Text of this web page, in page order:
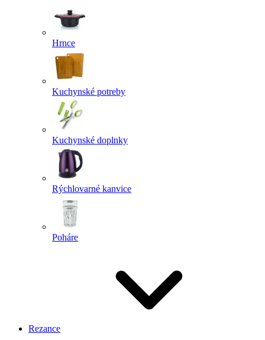
Hrnce
Kuchynské potreby
Kuchynské doplnky
Rýchlovarné kanvice
Poháre
Rezance